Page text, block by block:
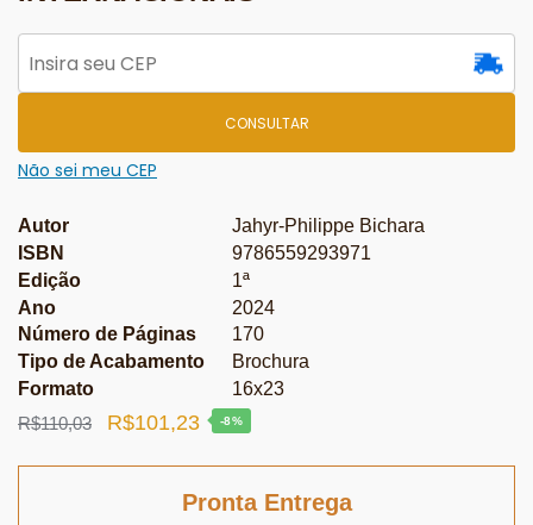
CONSULTAR
Não sei meu CEP
Autor
Jahyr-Philippe Bichara
ISBN
9786559293971
Edição
1ª
Ano
2024
Número de Páginas
170
Tipo de Acabamento
Brochura
Formato
16x23
R$110,03
O
R$101,23O
atual
-8%
Pronta Entrega